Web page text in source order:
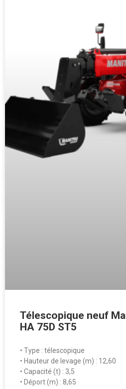
Télescopique neuf
HA 75D ST5
• Type : télescopique
• Hauteur de levage (m) : 12,60
• Capacité (t) : 3,5
• Déport (m) : 8,65